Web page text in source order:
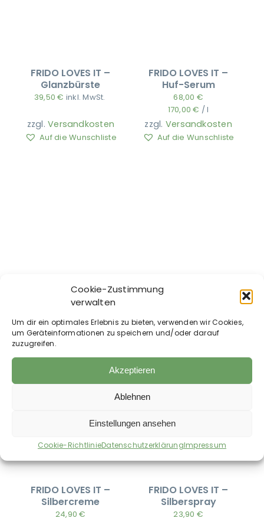
Cookie-Zustimmung
verwalten
Um dir ein optimales Erlebnis zu bieten, verwenden wir Cookies,
um Geräteinformationen zu speichern und/oder darauf
zuzugreifen.
Akzeptieren
Ablehnen
Einstellungen ansehen
Cookie-RichtlinieDatenschutzerklärungImpressum
FRIDO LOVES IT –
Glanzbürste
39,50€ inkl. MwSt.
zzgl.Versandkosten
Auf die Wunschliste
FRIDO LOVES IT –
Huf-Serum
68,00 €
170,00€ /l
zzgl. Versandkosten
Auf die Wunschliste
FRIDO LOVES IT –
Hufauskratzer
zzgl.Versandkosten
Auf die Wunschliste
FRIDO LOVES IT –
zzgl.Versandkosten
FRIDO LOVES IT –
Silbercreme
24,90€
FRIDO LOVES IT –
Silberspray
23,90 €